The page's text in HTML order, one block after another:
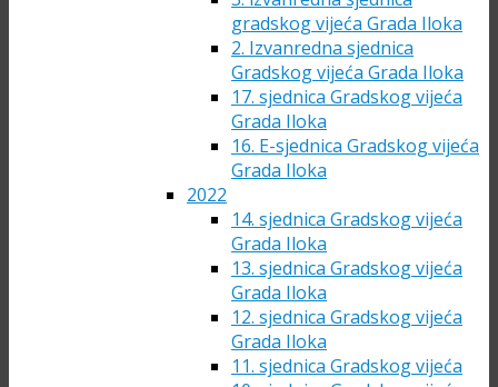
gradskog vijeća Grada Iloka
2. Izvanredna sjednica
Gradskog vijeća Grada Iloka
17. sjednica Gradskog vijeća
Grada Iloka
16. E-sjednica Gradskog vijeća
Grada Iloka
2022
14. sjednica Gradskog vijeća
Grada Iloka
13. sjednica Gradskog vijeća
Grada Iloka
12. sjednica Gradskog vijeća
Grada Iloka
11. sjednica Gradskog vijeća